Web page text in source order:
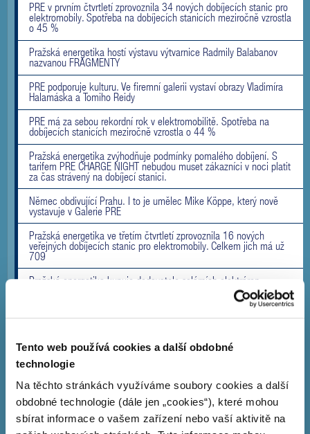
Tento web používá cookies a další obdobné
technologie
Na těchto stránkách využíváme soubory cookies a další
obdobné technologie (dále jen „cookies“), které mohou
sbírat informace o vašem zařízení nebo vaší aktivitě na
PRE v prvním čtvrtletí zprovoznila 34 nových dobíjecích stanic pro
elektromobily. Spotřeba na dobíjecích stanicích meziročně vzrostla
o 45 %
Pražská energetika hostí výstavu výtvarnice Radmily Balabanov
nazvanou FRAGMENTY
PRE podporuje kulturu. Ve firemní galerii vystaví obrazy Vladimíra
Halamáska a Tomiho Reidy
PRE má za sebou rekordní rok v elektromobilitě. Spotřeba na
dobíjecích stanicích meziročně vzrostla o 44 %
Pražská energetika zvýhodňuje podmínky pomalého dobíjení. S
tarifem PRE CHARGE NIGHT nebudou muset zákazníci v noci platit
za čas strávený na dobíjecí stanici.
Němec obdivující Prahu. I to je umělec Mike Köppe, který nově
vystavuje v Galerie PRE
Pražská energetika ve třetím čtvrtletí zprovoznila 16 nových
veřejných dobíjecích stanic pro elektromobily. Celkem jich má už
709
Pražská energetika kupuje dodavatele solárních elektráren,
Galerie PRE zve na novou výstavu. Studenti představí obrazy,
keramiku, sklářskou plastiku i udržitelnou módu
Pražská energetika provozuje už téměř 700 dobíjecích stanic.
Celkový počet transakcí se na stanicích PRE POINT zvýšil
meziročně o 36 %
Pražská energetika výrazně zlevní cenu dodávek pro domácnosti,